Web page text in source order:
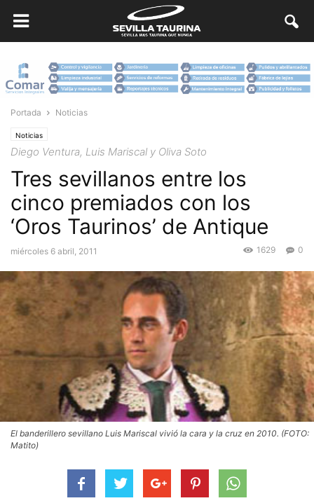
Portada Noticias
Noticias
Diego Ventura, Luis Mariscal y Oliva Soto
Tres sevillanos entre los
cinco premiados con los
‘Oros Taurinos’ de Antique
miércoles 6 abril, 2011 0
1629
El banderillero sevillano Luis Mariscal vivió la cara y la cruz en 2010. (FOTO:
Matito)